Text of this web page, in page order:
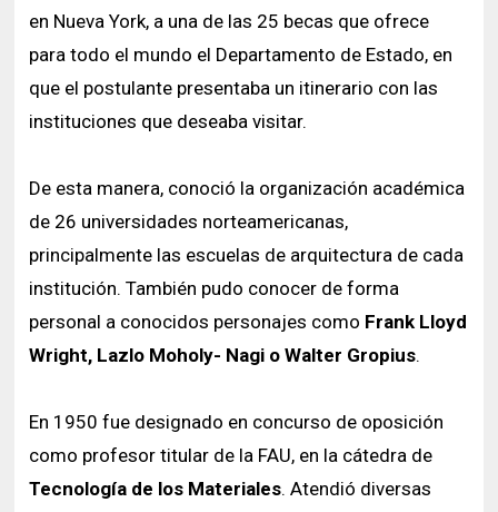
en Nueva York, a una de las 25 becas que ofrece
para todo el mundo el Departamento de Estado, en
que el postulante presentaba un itinerario con las
instituciones que deseaba visitar.
De esta manera, conoció la organización académica
de 26 universidades norteamericanas,
principalmente las escuelas de arquitectura de cada
institución. También pudo conocer de forma
personal a conocidos personajes como Frank Lloyd
Wright, Lazlo Moholy- Nagi o Walter Gropius.
En 1950 fue designado en concurso de oposición
como profesor titular de la FAU, en la cátedra de
Tecnología de los Materiales. Atendió diversas